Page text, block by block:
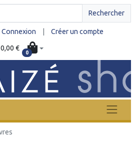
Rechercher
Connexion Créer un compte
0,00 €
0